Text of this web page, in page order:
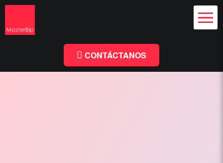
Diseño Web
Web
-
CONTÁCTANOS